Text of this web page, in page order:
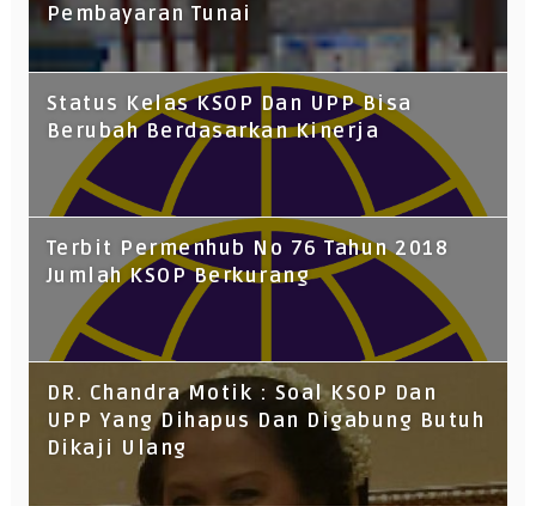
Pembayaran Tunai
Status Kelas KSOP Dan UPP Bisa
Berubah Berdasarkan Kinerja
Terbit Permenhub No 76 Tahun 2018
Jumlah KSOP Berkurang
DR. Chandra Motik : Soal KSOP Dan
UPP Yang Dihapus Dan Digabung Butuh
Dikaji Ulang